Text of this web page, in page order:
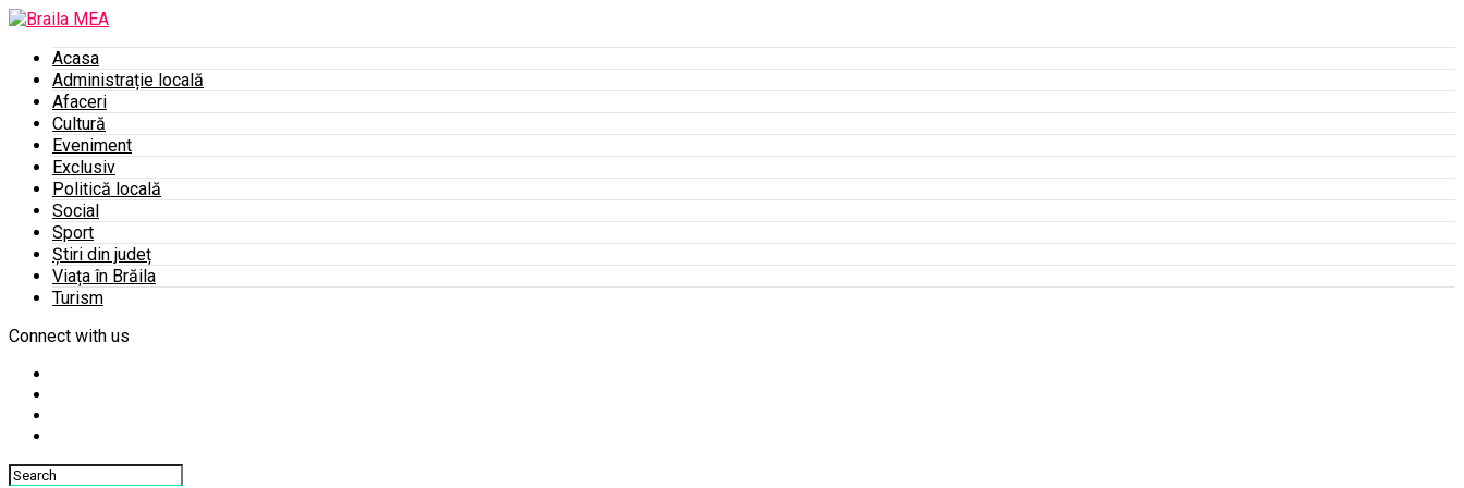
Acasa
Administrație locală
Afaceri
Cultură
Eveniment
Exclusiv
Politică locală
Social
Sport
Știri din județ
Viața în Brăila
Turism
Connect with us